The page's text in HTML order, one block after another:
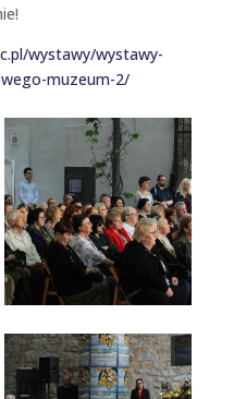
wystawy/wystawy-
muzeum-2/